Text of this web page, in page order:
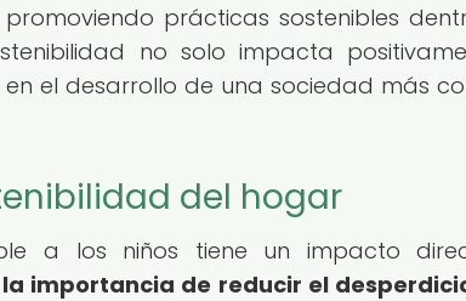
prácticas sostenibles
no solo impacta
el desarrollo de una sociedad más
del hogar
a los niños tiene un impacto
importancia de reducir el